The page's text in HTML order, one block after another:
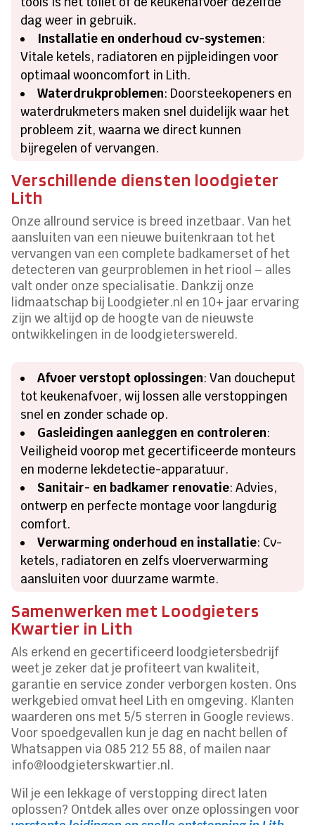
dag weer in gebruik.
Installatie en onderhoud cv-systemen:
Vitale ketels, radiatoren en pijpleidingen voor
optimaal wooncomfort in Lith.
Waterdrukproblemen: Doorsteekopeners en
waterdrukmeters maken snel duidelijk waar het
probleem zit, waarna we direct kunnen
bijregelen of vervangen.
Verschillende diensten loodgieter
Lith
Onze allround service is breed inzetbaar. Van het
aansluiten van een nieuwe buitenkraan tot het
vervangen van een complete badkamerset of het
detecteren van geurproblemen in het riool – alles
valt onder onze specialisatie. Dankzij onze
lidmaatschap bij Loodgieter.nl en 10+ jaar ervaring
zijn we altijd op de hoogte van de nieuwste
ontwikkelingen in de loodgieterswereld.
Afvoer verstopt oplossingen: Van doucheput
tot keukenafvoer, wij lossen alle verstoppingen
snel en zonder schade op.
Gasleidingen aanleggen en controleren:
Veiligheid voorop met gecertificeerde monteurs
en moderne lekdetectie-apparatuur.
Sanitair- en badkamer renovatie: Advies,
ontwerp en perfecte montage voor langdurig
comfort.
Verwarming onderhoud en installatie: Cv-
ketels, radiatoren en zelfs vloerverwarming
aansluiten voor duurzame warmte.
Samenwerken met Loodgieters
Kwartier in Lith
Als erkend en gecertificeerd loodgietersbedrijf
weet je zeker dat je profiteert van kwaliteit,
garantie en service zonder verborgen kosten. Ons
werkgebied omvat heel Lith en omgeving. Klanten
waarderen ons met 5/5 sterren in Google reviews.
Voor spoedgevallen kun je dag en nacht bellen of
Whatsappen via 085 212 55 88, of mailen naar
info@loodgieterskwartier.nl.
Wil je een lekkage of verstopping direct laten
oplossen? Ontdek alles over onze oplossingen voor